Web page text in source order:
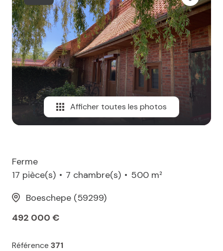
ALERTE
MAIL
Afficher toutes les photos
Ferme
17 pièce(s)
7 chambre(s)
500 m²
Boeschepe (59299)
492 000 €
Référence 371